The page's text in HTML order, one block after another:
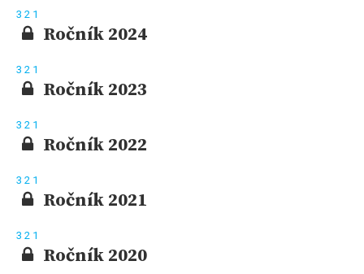
3 2 1
Ročník 2024
3 2 1
Ročník 2023
3 2 1
Ročník 2022
3 2 1
Ročník 2021
3 2 1
Ročník 2020